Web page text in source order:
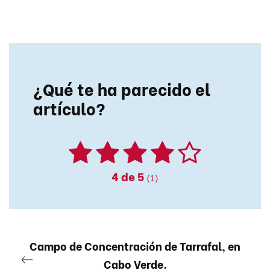
¿Qué te ha parecido el
artículo?
4de 5 (1)
Campo de Concentración de Tarrafal, en
Cabo Verde.